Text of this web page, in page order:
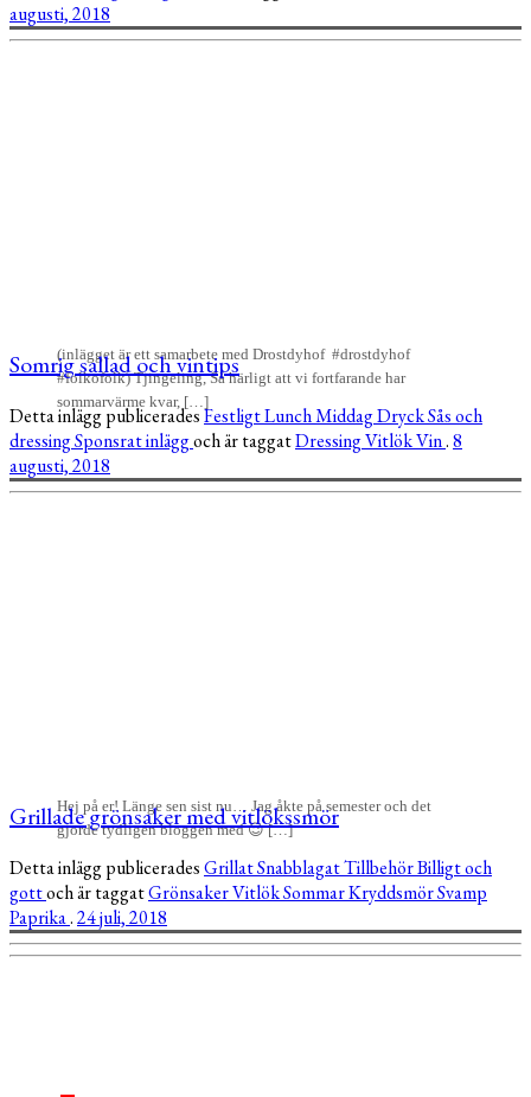
augusti, 2018
(inlägget är ett samarbete med Drostdyhof #drostdyhof
#folkofolk) Tjingeling, Så härligt att vi fortfarande har
sommarvärme kvar, […]
Somrig sallad och vintips
Detta inlägg publiceradesFestligtLunchMiddagDryckSås och
dressingSponsrat inläggoch är taggatDressingVitlökVin.8
augusti, 2018
Hej på er! Länge sen sist nu… Jag åkte på semester och det
gjorde tydligen bloggen med 😉 […]
Grillade grönsaker med vitlökssmör
Detta inlägg publiceradesGrillatSnabblagatTillbehörBilligt och
gottoch är taggatGrönsakerVitlökSommarKryddsmörSvamp
Paprika.24 juli, 2018